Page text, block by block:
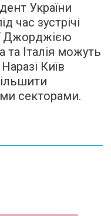
України
час зустрічі
Джорджією
та Італія можуть
Київ
секторами.